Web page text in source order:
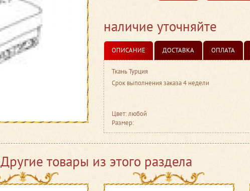
наличие уточняйте
ОПИСАНИЕ ДОСТАВКА ОПЛАТА
Ткань Турция
Срок выполнения заказа 4 недели
Цвет: любой
Размер:
Другие товары из этого раздела